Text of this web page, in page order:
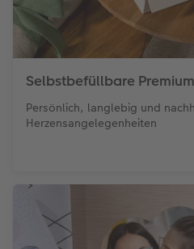
Selbstbefüllbare
Persönlich, langlebig und
Herzensangelegenheiten